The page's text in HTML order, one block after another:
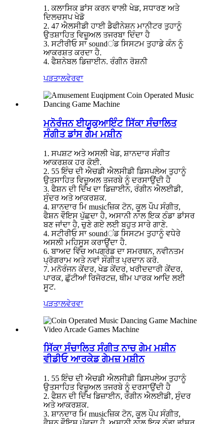
1. ਕਲਾਸਿਕ ਡਾਂਸ ਕਰਨ ਵਾਲੀ ਖੇਡ, ਸਧਾਰਣ ਅਤੇ
ਦਿਲਚਸਪ ਖੇਡੋ
2. 47 ਐਲਸੀਡੀ ਹਾਈ ਡੈਫੀਨੇਸ਼ਨ ਮਾਨੀਟਰ ਤੁਹਾਨੂੰ
ਉਤਸ਼ਾਹਿਤ ਵਿਜ਼ੂਅਲ ਤਜਰਬਾ ਦਿੰਦਾ ਹੈ
3. ਸਟੀਰੀਓ ਸਾ soundਂਡ ਸਿਸਟਮ ਤੁਹਾਡੇ ਕੰਨ ਨੂੰ
ਆਕਰਸ਼ਤ ਕਰਦਾ ਹੈ.
4. ਫੈਸ਼ਨੇਬਲ ਡਿਜ਼ਾਈਨ. ਰੰਗੀਨ ਰੋਸ਼ਨੀ
ਪੜਤਾਲਵੇਰਵਾ
ਮਨੋਰੰਜਨ ਈਯੂਕੁਆਇੰਟ ਸਿੱਕਾ ਸੰਚਾਲਿਤ
ਸੰਗੀਤ ਡਾਂਸ ਗੇਮ ਮਸ਼ੀਨ
1. ਸਪਸ਼ਟ ਅਤੇ ਅਸਲੀ ਖੇਡ, ਸ਼ਾਨਦਾਰ ਸੰਗੀਤ
ਆਕਰਸ਼ਕ ਹਰ ਕੋਈ.
2. 55 ਇੰਚ ਦੀ ਐਚਡੀ ਐਲਸੀਡੀ ਡਿਸਪਲੇਅ ਤੁਹਾਨੂੰ
ਉਤਸਾਹਿਤ ਵਿਜ਼ੂਅਲ ਤਜਰਬੇ ਨੂੰ ਦਰਸਾਉਂਦੀ ਹੈ
3. ਫੈਸ਼ਨ ਦੀ ਦਿੱਖ ਦਾ ਡਿਜ਼ਾਈਨ, ਰੰਗੀਨ ਐਲਈਡੀ,
ਸੁੰਦਰ ਅਤੇ ਆਕਰਸ਼ਕ.
4. ਸ਼ਾਨਦਾਰ ਮਿ musicਜ਼ਿਕ ਟੋਨ, ਕੂਲ ਪੌਪ ਸੰਗੀਤ,
ਫੈਸ਼ਨ ਵੌਇਸ ਪੁੱਛਦਾ ਹੈ, ਅਸਾਨੀ ਨਾਲ ਇਕ ਠੰਡਾ ਡਾਂਸਰ
ਬਣ ਜਾਂਦਾ ਹੈ, ਚੁਣੇ ਗਏ ਲਈ ਬਹੁਤ ਸਾਰੇ ਗਾਣੇ.
4. ਸਟੀਰੀਓ ਸਾ soundਂਡ ਸਿਸਟਮ ਤੁਹਾਨੂੰ ਵਧੇਰੇ
ਅਸਲੀ ਮਹਿਸੂਸ ਕਰਾਉਂਦਾ ਹੈ.
6. ਬਾਅਦ ਵਿੱਚ ਅਪਗ੍ਰੇਡ ਦਾ ਸਮਰਥਨ, ਨਵੀਨਤਮ
ਪ੍ਰੋਗਰਾਮ ਅਤੇ ਨਵਾਂ ਸੰਗੀਤ ਪ੍ਰਦਾਨ ਕਰੋ.
7. ਮਨੋਰੰਜਨ ਕੇਂਦਰ, ਖੇਡ ਕੇਂਦਰ, ਖਰੀਦਦਾਰੀ ਕੇਂਦਰ,
ਪਾਰਕ, ​​ਛੁੱਟੀਆਂ ਰਿਜੋਰਟਜ਼, ਥੀਮ ਪਾਰਕ ਆਦਿ ਲਈ
ਸੂਟ.
ਪੜਤਾਲਵੇਰਵਾ
ਸਿੱਕਾ ਸੰਚਾਲਿਤ ਸੰਗੀਤ ਨਾਚ ਗੇਮ ਮਸ਼ੀਨ
ਵੀਡੀਓ ਆਰਕੇਡ ਗੇਮਜ਼ ਮਸ਼ੀਨ
1. 55 ਇੰਚ ਦੀ ਐਚਡੀ ਐਲਸੀਡੀ ਡਿਸਪਲੇਅ ਤੁਹਾਨੂੰ
ਉਤਸਾਹਿਤ ਵਿਜ਼ੂਅਲ ਤਜਰਬੇ ਨੂੰ ਦਰਸਾਉਂਦੀ ਹੈ
2. ਫੈਸ਼ਨ ਦੀ ਦਿੱਖ ਡਿਜ਼ਾਈਨ, ਰੰਗੀਨ ਐਲਈਡੀ, ਸੁੰਦਰ
ਅਤੇ ਆਕਰਸ਼ਕ.
3. ਸ਼ਾਨਦਾਰ ਮਿ musicਜ਼ਿਕ ਟੋਨ, ਕੂਲ ਪੌਪ ਸੰਗੀਤ,